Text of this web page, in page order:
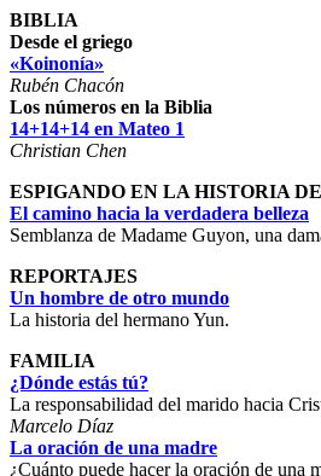
BIBLIA
Desde el griego
«Koinonía»
Rubén Chacón
Los números en la Biblia
14+14+14 en Mateo 1
Christian Chen
ESPIGANDO EN LA HISTORIA
El camino hacia la verdadera belleza
Semblanza de Madame Guyon, una
REPORTAJES
Un hombre de otro mundo
La historia del hermano Yun.
FAMILIA
¿Dónde estás tú?
La responsabilidad del marido hacia
Marcelo Díaz
La oración de una madre
¿Cuánto puede hacer la oración de una